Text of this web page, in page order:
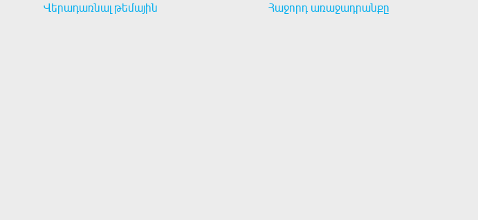
Վերադառնալ թեմային Հաջորդ առաջադրանքը